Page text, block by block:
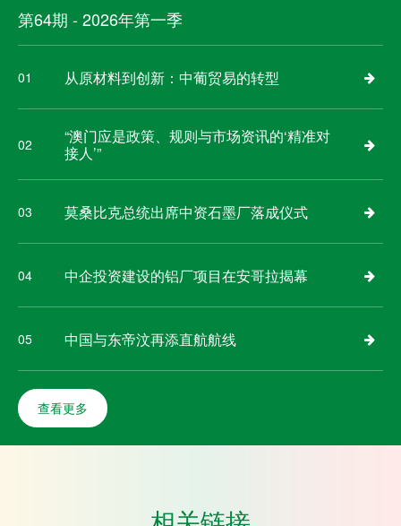
第64期 - 2026年第一季
01 从原材料到创新：中葡贸易的转型
02
“澳门应是政策、规则与市场资讯的‘精准对
接人’”
03 莫桑比克总统出席中资石墨厂落成仪式
04 中企投资建设的铝厂项目在安哥拉揭幕
05 中国与东帝汶再添直航航线
查看更多